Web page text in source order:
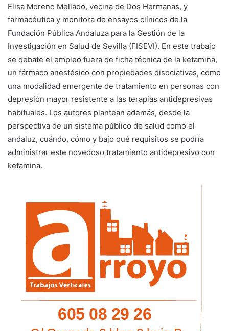
Elisa Moreno Mellado, vecina de Dos Hermanas, y
farmacéutica y monitora de ensayos clínicos de la
Fundación Pública Andaluza para la Gestión de la
Investigación en Salud de Sevilla (FISEVI). En este trabajo
se debate el empleo fuera de ficha técnica de la ketamina,
un fármaco anestésico con propiedades disociativas, como
una modalidad emergente de tratamiento en personas con
depresión mayor resistente a las terapias antidepresivas
habituales. Los autores plantean además, desde la
perspectiva de un sistema público de salud como el
andaluz, cuándo, cómo y bajo qué requisitos se podría
administrar este novedoso tratamiento antidepresivo con
ketamina.